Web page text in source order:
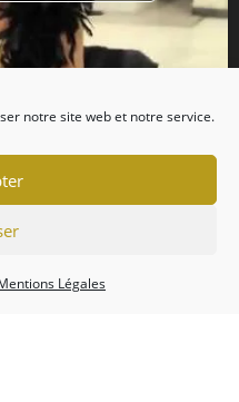
notre site web et notre service.
Légales